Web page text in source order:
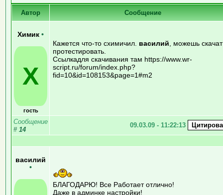
Автор Сообщение
Химик •
Х
гость
Кажется что-то схимичил. василий , можешь
протестировать.
Ссылкадля скачивания там https://www.wr-
script.ru/forum/index.php?
fid=10&id=108153&page=1#m2
Сообщение
# 14
09.03.09 - 11:22:13
василий
•
БЛАГОДАРЮ! Все Работает отлично!
Даже в админке настройки!